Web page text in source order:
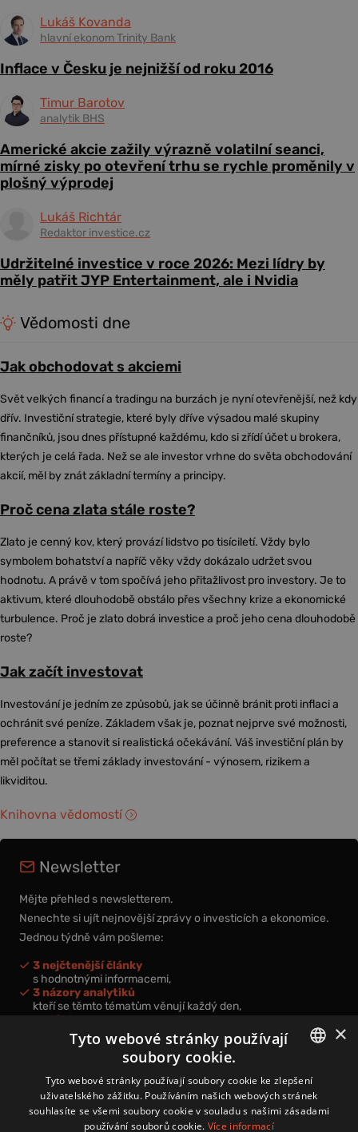
Lukáš Kovanda
hlavní ekonom Trinity Bank
Inflace v Česku je nejnižší od roku 2016
Timur Barotov
analytik BHS
Americké akcie zažily výrazně volatilní seanci,
mírné zisky po otevření trhu se rychle proměnily v
plošný výprodej
Lukáš Richtár
Redaktor investice.cz
Udržitelné investice v roce 2026: Mezi lídry by
měly patřit JYP Entertainment, ale i Nvidia
Vědomosti dne
Jak obchodovat s akciemi
Svět velkých financí a tradingu na burzách je nyní otevřenější, než kdy
dřív. Investiční strategie, které byly dříve výsadou malé skupiny
finančníků, jsou dnes přístupné každému, kdo si zřídí účet u brokera,
kterých je celá řada. Než se ale investor vrhne do světa obchodování
akcií, měl by znát základní termíny a principy.
Proč cena zlata stále roste?
Zlato je cenný kov, který provází lidstvo po tisíciletí. Vždy bylo
symbolem bohatství a napříč věky vždy dokázalo udržet svou
hodnotu. A právě v tom spočívá jeho přitažlivost pro investory. Je to
aktivum, které dlouhodobě obstálo přes všechny krize a ekonomické
turbulence. Proč je zlato dobrá investice a proč jeho cena dlouhodobě
roste?
Jak začít investovat
Investování je jedním ze způsobů, jak se účinně bránit proti inflaci a
ochránit své peníze. Základem však je, poznat nejprve své možnosti,
preference a stanovit si realistická očekávání. Váš investiční plán by
měl počítat se třemi základy investování - výnosem, rizikem a
likviditou.
Knihovna vědomostí
Newsletter
Mějte přehled s newsletterem.
Nenechte si ujít nejnovější zprávy o investicích a ekonomice.
Jednou týdně vám pošleme:
3 nejčtenější články
s hodnotnými informacemi,
3 názory analytiků
kteří se těmto tématům věnují každý den,
nová videa a podcasty
k prohloubení vašich znalostí.
Přihlášením k newsletteru vyjadřujete svůj souhlas spodmínkami
zpracování osobních údajů.
CZECH
×
Tyto webové stránky používají
soubory cookie.
Tyto webové stránky používají soubory cookie ke zlepšení
uživatelského zážitku. Používáním našich webových stránek
souhlasíte se všemi soubory cookie v souladu s našimi zásadami
používání souborů cookie. Více informací